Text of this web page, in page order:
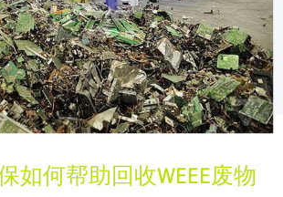
如何帮助回收WEEE废物